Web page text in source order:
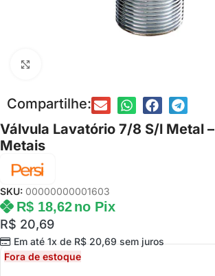
Compartilhe:
Válvula Lavatório 7/8 S/l Metal
Metais
SKU: 00000000001603
R$ 20,69
Em até 1x deR$20,69sem juros
R$18,62 no Pix
Fora de estoque